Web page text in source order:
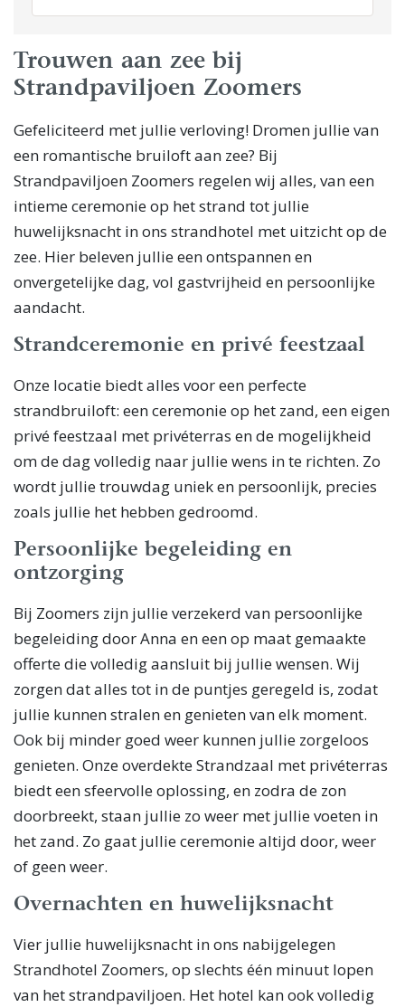
Trouwen aan zee bij
Strandpaviljoen Zoomers
Gefeliciteerd met jullie verloving! Dromen jullie van
een romantische bruiloft aan zee? Bij
Strandpaviljoen Zoomers regelen wij alles, van een
intieme ceremonie op het strand tot jullie
huwelijksnacht in ons strandhotel met uitzicht op de
zee. Hier beleven jullie een ontspannen en
onvergetelijke dag, vol gastvrijheid en persoonlijke
aandacht.
Strandceremonie en privé feestzaal
Onze locatie biedt alles voor een perfecte
strandbruiloft: een ceremonie op het zand, een eigen
privé feestzaal met privéterras en de mogelijkheid
om de dag volledig naar jullie wens in te richten. Zo
wordt jullie trouwdag uniek en persoonlijk, precies
zoals jullie het hebben gedroomd.
Persoonlijke begeleiding en
ontzorging
Bij Zoomers zijn jullie verzekerd van persoonlijke
begeleiding door Anna en een op maat gemaakte
offerte die volledig aansluit bij jullie wensen. Wij
zorgen dat alles tot in de puntjes geregeld is, zodat
jullie kunnen stralen en genieten van elk moment.
Ook bij minder goed weer kunnen jullie zorgeloos
genieten. Onze overdekte Strandzaal met privéterras
biedt een sfeervolle oplossing, en zodra de zon
doorbreekt, staan jullie zo weer met jullie voeten in
het zand. Zo gaat jullie ceremonie altijd door, weer
of geen weer.
Overnachten en huwelijksnacht
Vier jullie huwelijksnacht in ons nabijgelegen
Strandhotel Zoomers, op slechts één minuut lopen
van het strandpaviljoen. Het hotel kan ook volledig